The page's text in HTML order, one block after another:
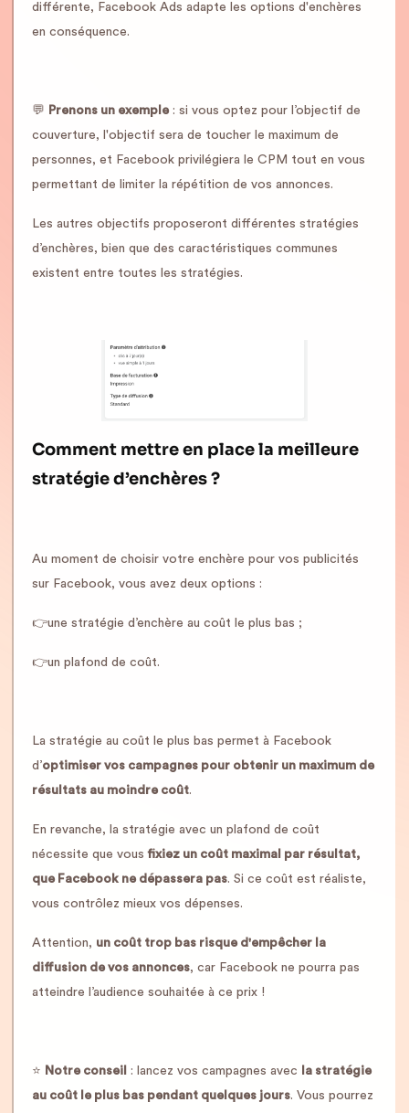
différente, Facebook Ads adapte les options d'enchères
en conséquence.
💬 Prenons un exemple: si vous optez pour l’objectif de
couverture, l'objectif sera de toucher le maximum de
personnes, et Facebook privilégiera le CPM tout en vous
permettant de limiter la répétition de vos annonces.
Les autres objectifs proposeront différentes stratégies
d’enchères, bien que des caractéristiques communes
existent entre toutes les stratégies.
Comment mettre en place la meilleure
stratégie d’enchères ?
Au moment de choisir votre enchère pour vos publicités
sur Facebook, vous avez deux options :
👉une stratégie d’enchère au coût le plus bas ;
👉un plafond de coût.
La stratégie au coût le plus bas permet à Facebook
d’optimiser vos campagnes pour obtenir un maximum de
résultats au moindre coût.
En revanche, la stratégie avec un plafond de coût
nécessite que vousfixiez un coût maximal par résultat,
que Facebook ne dépassera pas. Si ce coût est réaliste,
vous contrôlez mieux vos dépenses.
Attention, un coût trop bas risque d'empêcher la
diffusion de vos annonces, car Facebook ne pourra pas
atteindre l’audience souhaitée à ce prix !
⭐️ Notre conseil : lancez vos campagnes avec
la stratégie
au coût le plus bas pendant quelques jours. Vous pourrez